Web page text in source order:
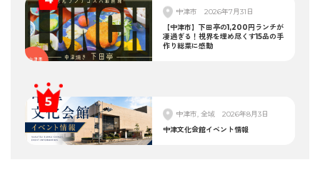
中津市
2026年7月31日
【中津市】下田亭の1,200円ランチが
凄過ぎる！視界を埋め尽くす15品の手
作り総菜に感動
中津市, 全域
2026年8月3日
中津文化会館イベント情報